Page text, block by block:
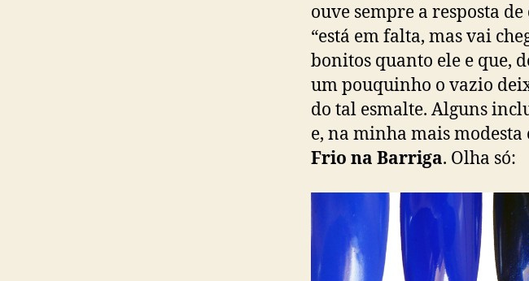
ouve sempre a resposta
“está em falta, mas vai
bonitos quanto ele e que,
um pouquinho o vazio
do tal esmalte. Alguns
e, na minha mais
Frio na Barriga. Olha só: